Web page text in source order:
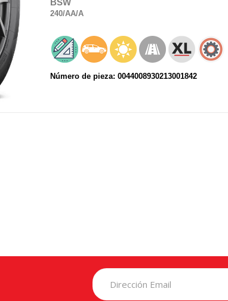
BSW
240/AA/A
Número de pieza: 0044008930213001842